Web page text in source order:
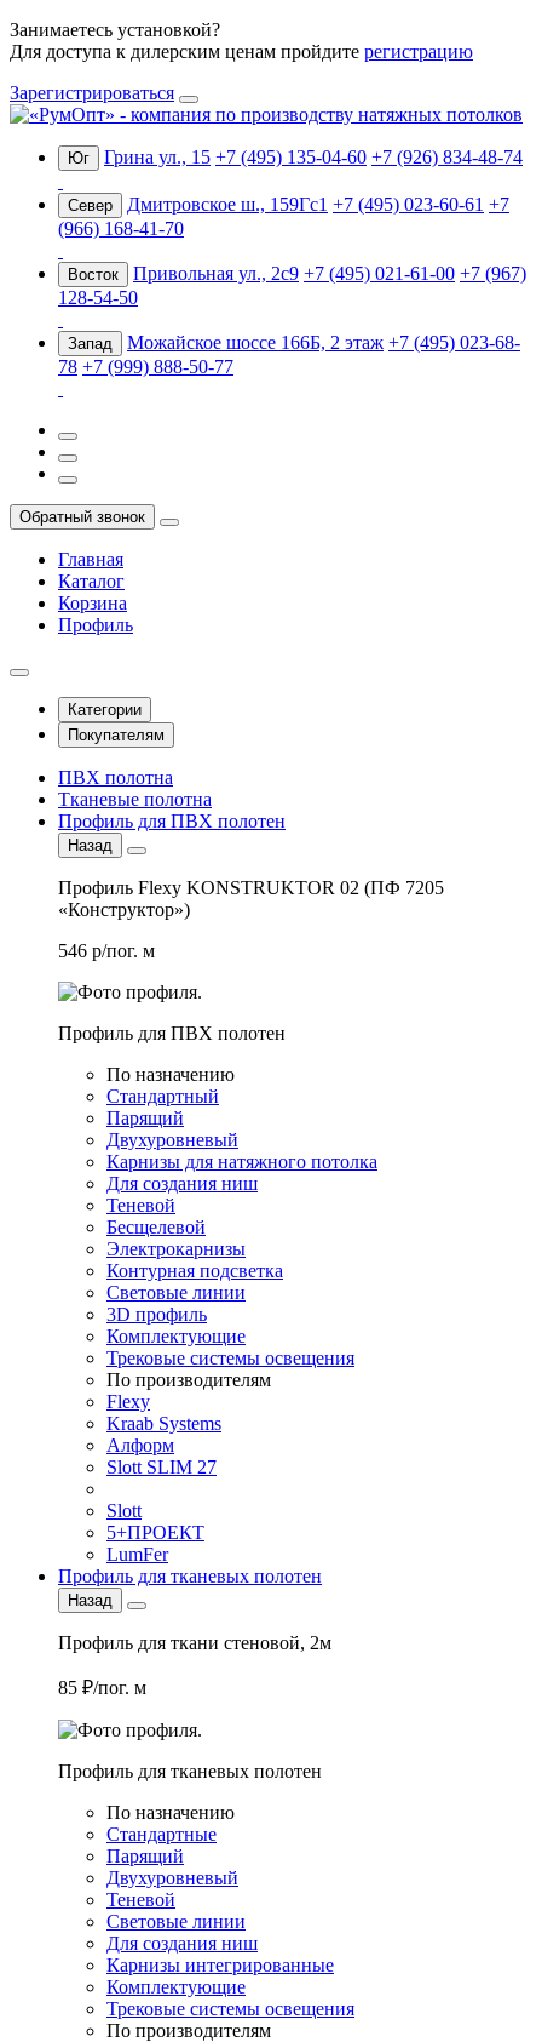
Занимаетесь установкой?
Для доступа к дилерским ценам пройдите регистрацию
Зарегистрироваться
Юг Грина ул., 15 +7 (495) 135-04-60 +7 (926) 834-48-74
Север Дмитровское ш., 159Гс1 +7 (495) 023-60-61 +7
(966) 168-41-70
Восток Привольная ул., 2с9 +7 (495) 021-61-00 +7 (967)
128-54-50
Запад Можайское шоссе 166Б, 2 этаж +7 (495) 023-68-
78 +7 (999) 888-50-77
Обратный звонок
Главная
Каталог
Корзина
Профиль
Категории
Покупателям
ПВХ полотна
Тканевые полотна
Профиль для ПВХ полотен
Назад
Профиль Flexy KONSTRUKTOR 02 (ПФ 7205
«Конструктор»)
546 р/пог. м
Профиль для ПВХ полотен
По назначению
Стандартный
Парящий
Двухуровневый
Карнизы для натяжного потолка
Для создания ниш
Теневой
Бесщелевой
Электрокарнизы
Контурная подсветка
Световые линии
3D профиль
Комплектующие
Трековые системы освещения
По производителям
Flexy
Kraab Systems
Алформ
Slott SLIM 27
Slott
5+ПРОЕКТ
LumFer
Профиль для тканевых полотен
Назад
Профиль для ткани стеновой, 2м
85 ₽/пог. м
Профиль для тканевых полотен
По назначению
Стандартные
Парящий
Двухуровневый
Теневой
Световые линии
Для создания ниш
Карнизы интегрированные
Комплектующие
Трековые системы освещения
По производителям